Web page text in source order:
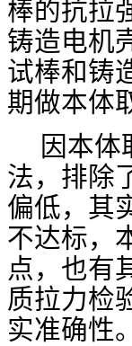
棒的抗拉
铸造电机
试棒和铸
期做本体
因本
法，排除
偏低，其
不达标，
点，也有
质拉力检
实准确性。